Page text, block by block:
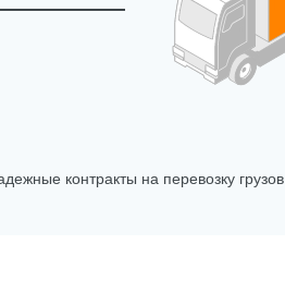
контракты на перевозку грузов